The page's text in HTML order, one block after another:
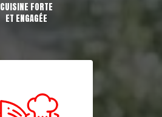
CUISINE FORTE
ET ENGAGÉE